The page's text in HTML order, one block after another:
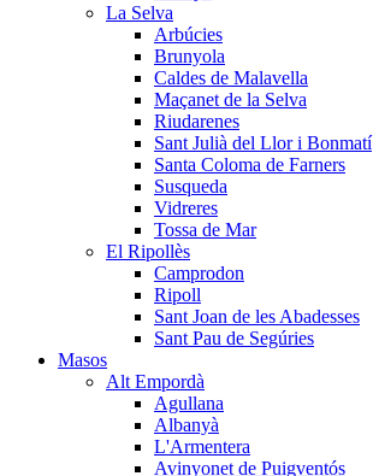
La Selva
Arbúcies
Brunyola
Caldes de Malavella
Maçanet de la Selva
Riudarenes
Sant Julià del Llor i Bonmatí
Santa Coloma de Farners
Susqueda
Vidreres
Tossa de Mar
El Ripollès
Camprodon
Ripoll
Sant Joan de les Abadesses
Sant Pau de Segúries
Masos
Alt Empordà
Agullana
Albanyà
L'Armentera
Avinyonet de Puigventós